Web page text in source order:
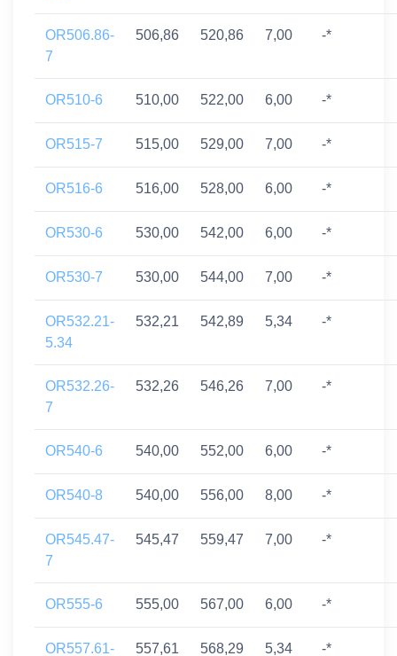
OR506.86-
7
506,86 520,86 7,00 -*
OR510-6 510,00 522,00 6,00 -*
OR515-7 515,00 529,00 7,00 -*
OR516-6 516,00 528,00 6,00 -*
OR530-6 530,00 542,00 6,00 -*
OR530-7 530,00 544,00 7,00 -*
OR532.21-
5.34
532,21 542,89 5,34 -*
OR532.26-
7
532,26 546,26 7,00 -*
OR540-6 540,00 552,00 6,00 -*
OR540-8 540,00 556,00 8,00 -*
OR545.47-
7
545,47 559,47 7,00 -*
OR555-6 555,00 567,00 6,00 -*
OR557.61- 557,61 568,29 5,34 -*